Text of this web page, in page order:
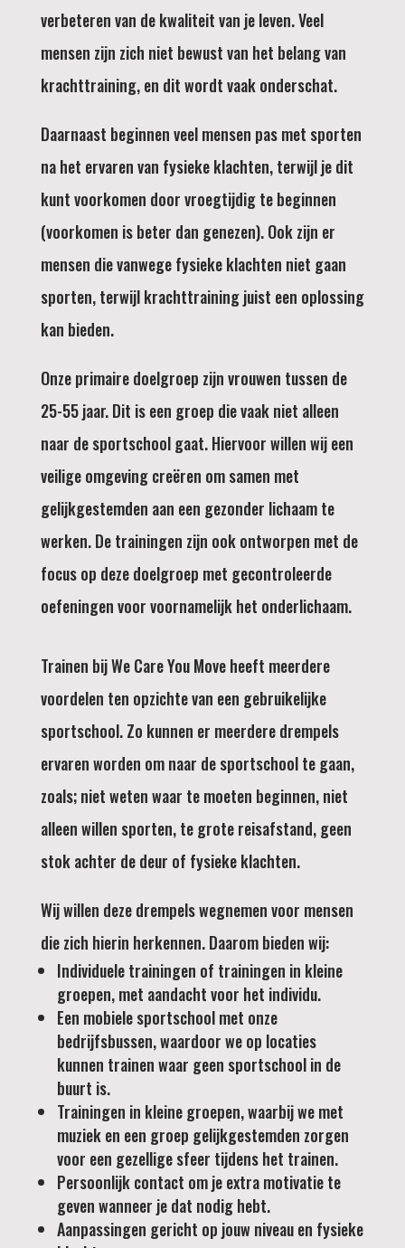
verbeteren van de kwaliteit van je leven. Veel
mensen zijn zich niet bewust van het belang van
krachttraining, en dit wordt vaak onderschat.
Daarnaast beginnen veel mensen pas met sporten
na het ervaren van fysieke klachten, terwijl je dit
kunt voorkomen door vroegtijdig te beginnen
(voorkomen is beter dan genezen). Ook zijn er
mensen die vanwege fysieke klachten niet gaan
sporten, terwijl krachttraining juist een oplossing
kan bieden.
Onze primaire doelgroep zijn vrouwen tussen de
25-55 jaar. Dit is een groep die vaak niet alleen
naar de sportschool gaat. Hiervoor willen wij een
veilige omgeving creëren om samen met
gelijkgestemden aan een gezonder lichaam te
werken. De trainingen zijn ook ontworpen met de
focus op deze doelgroep met gecontroleerde
oefeningen voor voornamelijk het onderlichaam.
Trainen bij We Care You Move heeft meerdere
voordelen ten opzichte van een gebruikelijke
sportschool. Zo kunnen er meerdere drempels
ervaren worden om naar de sportschool te gaan,
zoals; niet weten waar te moeten beginnen, niet
alleen willen sporten, te grote reisafstand, geen
stok achter de deur of fysieke klachten.
Wij willen deze drempels wegnemen voor mensen
die zich hierin herkennen. Daarom bieden wij:
Individuele trainingen of trainingen in kleine
groepen, met aandacht voor het individu.
Een mobiele sportschool met onze
bedrijfsbussen, waardoor we op locaties
kunnen trainen waar geen sportschool in de
buurt is.
Trainingen in kleine groepen, waarbij we met
muziek en een groep gelijkgestemden zorgen
voor een gezellige sfeer tijdens het trainen.
Persoonlijk contact om je extra motivatie te
geven wanneer je dat nodig hebt.
Aanpassingen gericht op jouw niveau en fysieke